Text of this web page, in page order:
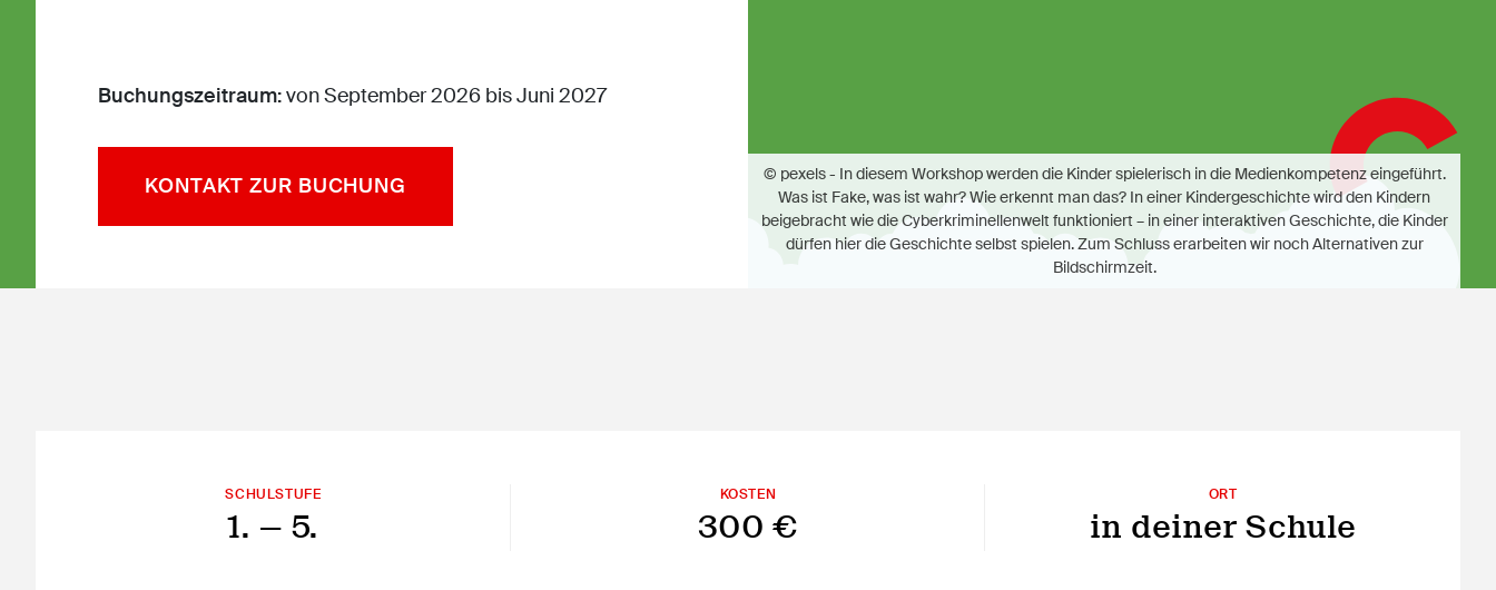
Buchungszeitraum:von September 2026 bis Juni 2027
KONTAKT ZUR BUCHUNG
© pexels - In diesem Workshop werden die Kinder spielerisch in die Medienkompetenz eingeführt.
Was ist Fake, was ist wahr? Wie erkennt man das? In einer Kindergeschichte wird den Kindern
beigebracht wie die Cyberkriminellenwelt funktioniert – in einer interaktiven Geschichte, die Kinder
dürfen hier die Geschichte selbst spielen. Zum Schluss erarbeiten wir noch Alternativen zur
Bildschirmzeit.
SCHULSTUFE
1. — 5.
KOSTEN
300 €
ORT
in deiner Schule